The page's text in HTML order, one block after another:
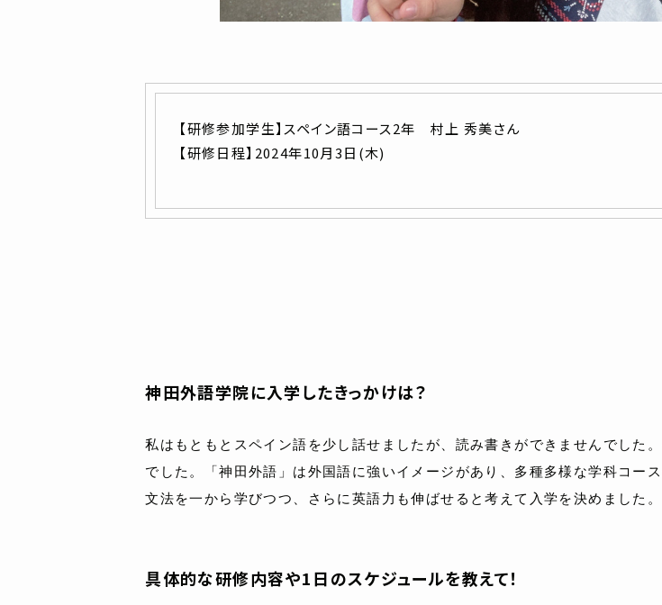
【研修参加学生】スペイン語コース2年 村上 秀美さん
【研修日程】2024年10月3日(木)
神田外語学院に入学したきっかけは？
私はもともとスペイン語を少し話せましたが、読み書きができませんでした
でした。「神田外語」は外国語に強いイメージがあり、多種多様な学科コー
文法を一から学びつつ、さらに英語力も伸ばせると考えて入学を決めました。
具体的な研修内容や1日のスケジュールを教えて！